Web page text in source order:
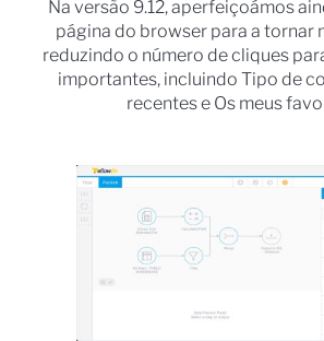
Na versão 9.12, aperfeiçoámos
página do browser para a tornar
reduzindo o número de cliques
importantes, incluindo Tipo de
recentes e Os meus